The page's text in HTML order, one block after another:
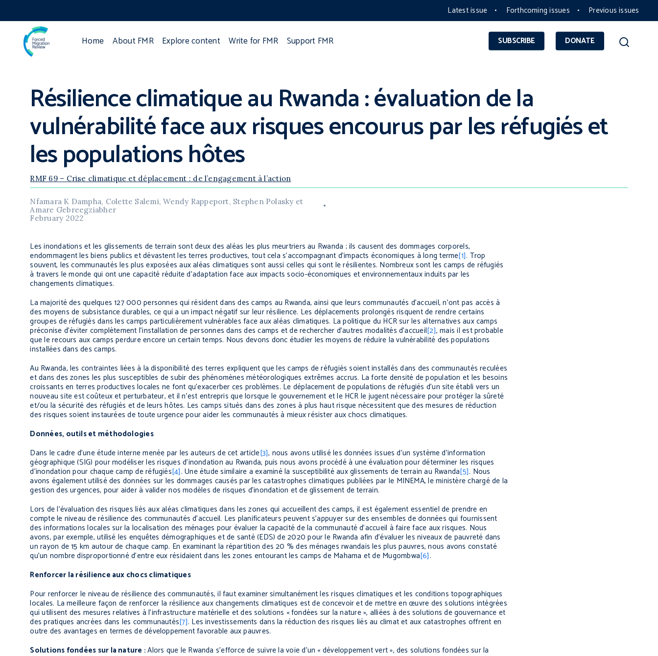
Latest issue Forthcoming issues Previous issues
SUBSCRIBE DONATE
Home About FMR Explore content Write for FMR Support FMR
Résilience climatique au Rwanda : évaluation de la
vulnérabilité face aux risques encourus par les réfugiés et
les populations hôtes
RMF 69 – Crise climatique et déplacement : de l’engagement à l’action
Nfamara K Dampha, Colette Salemi, Wendy Rappeport, Stephen Polasky et
Amare Gebreegziabher
February 2022
Les inondations et les glissements de terrain sont deux des aléas les plus meurtriers au Rwanda ; ils causent des dommages corporels,
endommagent les biens publics et dévastent les terres productives, tout cela s’accompagnant d’impacts économiques à long terme[1]. Trop
souvent, les communautés les plus exposées aux aléas climatiques sont aussi celles qui sont le résilientes. Nombreux sont les camps de réfugiés
à travers le monde qui ont une capacité réduite d’adaptation face aux impacts socio-économiques et environnementaux induits par les
changements climatiques.
La majorité des quelques 127 000 personnes qui résident dans des camps au Rwanda, ainsi que leurs communautés d’accueil, n’ont pas accès à
des moyens de subsistance durables, ce qui a un impact négatif sur leur résilience. Les déplacements prolongés risquent de rendre certains
groupes de réfugiés dans les camps particulièrement vulnérables face aux aléas climatiques. La politique du HCR sur les alternatives aux camps
préconise d’éviter complètement l’installation de personnes dans des camps et de rechercher d’autres modalités d’accueil[2], mais il est probable
que le recours aux camps perdure encore un certain temps. Nous devons donc étudier les moyens de réduire la vulnérabilité des populations
installées dans des camps.
Au Rwanda, les contraintes liées à la disponibilité des terres expliquent que les camps de réfugiés soient installés dans des communautés reculées
et dans des zones les plus susceptibles de subir des phénomènes météorologiques extrêmes accrus. La forte densité de population et les besoins
croissants en terres productives locales ne font qu’exacerber ces problèmes. Le déplacement de populations de réfugiés d’un site établi vers un
nouveau site est coûteux et perturbateur, et il n’est entrepris que lorsque le gouvernement et le HCR le jugent nécessaire pour protéger la sûreté
et/ou la sécurité des réfugiés et de leurs hôtes. Les camps situés dans des zones à plus haut risque nécessitent que des mesures de réduction
des risques soient instaurées de toute urgence pour aider les communautés à mieux résister aux chocs climatiques.
Données, outils et méthodologies
Dans le cadre d’une étude interne menée par les auteurs de cet article[3], nous avons utilisé les données issues d’un système d’information
géographique (SIG) pourmodéliser les risques d’inondation au Rwanda, puis nous avons procédé à une évaluation pour déterminer les risques
d’inondation pour chaque camp de réfugiés[4]. Une étude similaire a examiné la susceptibilité aux glissements de terrain au Rwanda[5]. Nous
avons également utilisé des données sur les dommages causés par les catastrophes climatiques publiées par le MINEMA, le ministère chargé de la
gestion des urgences, pour aider à valider nos modèles de risques d’inondation et de glissement de terrain.
Lors de l’évaluation des risques liés aux aléas climatiques dans les zones qui accueillent des camps, il est également essentiel de prendre en
compte le niveau de résilience des communautés d’accueil. Les planificateurs peuvent s’appuyer sur des ensembles de données qui fournissent
des informations locales sur la localisation des ménages pour évaluer la capacité de la communauté d’accueil à faire face aux risques. Nous
avons, par exemple, utilisé les enquêtes démographiques et de santé (EDS) de 2020 pour le Rwanda afin d’évaluer les niveaux de pauvreté dans
un rayon de 15 km autour de chaque camp. En examinant la répartition des 20 % des ménages rwandais les plus pauvres, nous avons constaté
qu’un nombre disproportionné d’entre eux résidaient dans les zones entourant les camps de Mahama et de Mugombwa[6].
Renforcer la résilience aux chocs climatiques
Pour renforcer le niveau de résilience des communautés, il faut examiner simultanément les risques climatiques et les conditions topographiques
locales. La meilleure façon de renforcer la résilience aux changements climatiques est de concevoir et de mettre en œuvre des solutions intégrées
qui utilisent des mesures relatives à l’infrastructure matérielle et des solutions « fondées sur la nature », alliées à des solutions de gouvernance et
des pratiques ancrées dans les communautés[7]. Les investissements dans la réduction des risques liés au climat et aux catastrophes offrent en
outre des avantages en termes de développement favorable aux pauvres.
Solutions fondées sur la nature :Alors que le Rwanda s’efforce de suivre la voie d’un « développement vert », des solutions fondées sur la